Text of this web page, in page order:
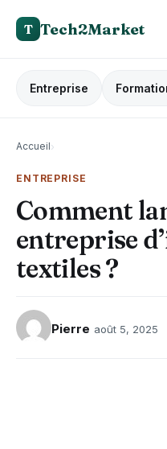
T Tech2Market
Entreprise
Accueil›
ENTREPRISE
Comment
entreprise
textiles ?
Pierre août 5, 2025